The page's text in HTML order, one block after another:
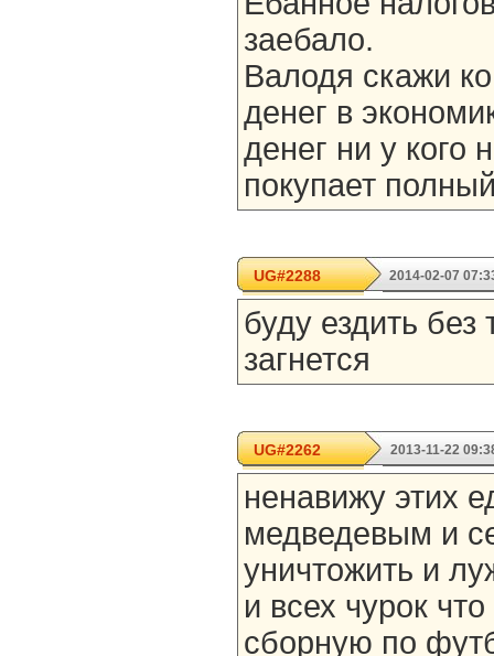
заебало.
Валодя скажи
денег в
денег ни у кого
покупает
UG#2288 2014-02-07
буду ездить без
загнется
UG#2262 2013-11-22
ненавижу этих
медведевым и
уничтожить и
и всех чурок
сборную по